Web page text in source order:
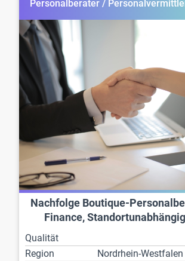
Personalberater /
Nachfolge Boutique-
Finance,
Qualität
Region
Nordrhein-